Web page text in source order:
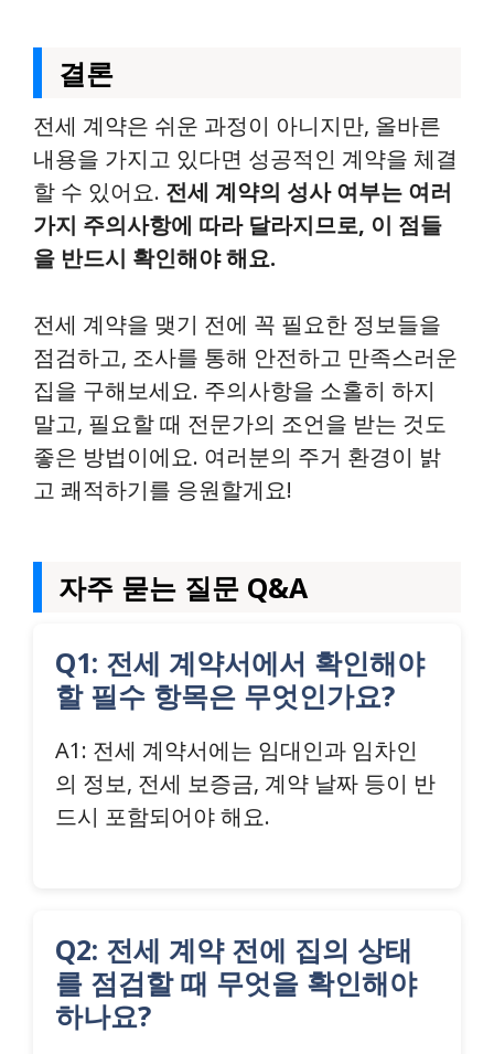
결론
전세 계약은 쉬운 과정이 아니지만, 올바른
내용을 가지고 있다면 성공적인 계약을 체결
할 수 있어요. 전세 계약의 성사 여부는 여러
가지 주의사항에 따라 달라지므로, 이 점들
을 반드시 확인해야 해요.
전세 계약을 맺기 전에 꼭 필요한 정보들을
점검하고, 조사를 통해 안전하고 만족스러운
집을 구해보세요. 주의사항을 소홀히 하지
말고, 필요할 때 전문가의 조언을 받는 것도
좋은 방법이에요. 여러분의 주거 환경이 밝
고 쾌적하기를 응원할게요!
자주 묻는 질문 Q&A
Q1: 전세 계약서에서 확인해야
할 필수 항목은 무엇인가요?
A1: 전세 계약서에는 임대인과 임차인
의 정보, 전세 보증금, 계약 날짜 등이 반
드시 포함되어야 해요.
Q2: 전세 계약 전에 집의 상태
를 점검할 때 무엇을 확인해야
하나요?